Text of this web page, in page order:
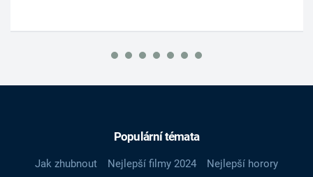
Populární témata
Jak zhubnout Nejlepší filmy 2024
Nejlepší horory